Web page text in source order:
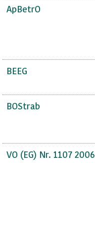
ApBetrO
BEEG
BOStrab
VO (EG) Nr. 1107 2006